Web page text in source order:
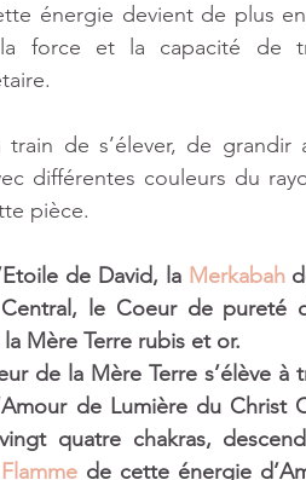
énergie devient de plus
force et la capacité de
train de s’élever, de grandir
différentes couleurs du
pièce.
de David, la Merkabah
le Coeur de pureté
Mère Terre rubis et or.
de la Mère Terre s’élève à
de Lumière du Christ
quatre chakras,
de cette énergie